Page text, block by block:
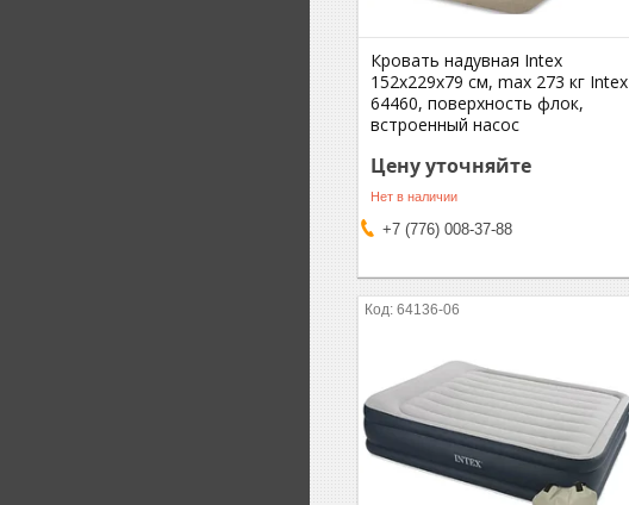
Кровать надувная Intex
152х229х79 см, max 273 кг Intex
64460, поверхность флок,
встроенный насос
Цену уточняйте
Нет в наличии
+7 (776) 008-37-88
64136-06